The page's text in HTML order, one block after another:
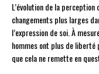
L’évolution de la
changements plus larges
l’expression de soi. À
hommes ont plus de
que cela ne remette en